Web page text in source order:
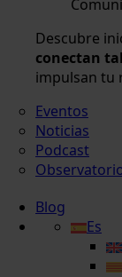
Descubre
conectan
impulsan tu
Eventos
Noticias
Podcast
Blog
Es